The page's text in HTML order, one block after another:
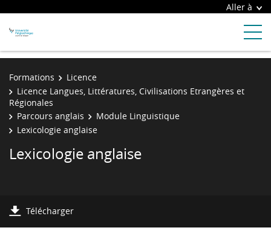
Aller à
Formations
Licence
Licence Langues, Littératures, Civilisations Etrangères et
Régionales
Parcours anglais
Module Linguistique
Lexicologie anglaise
Lexicologie anglaise
Télécharger